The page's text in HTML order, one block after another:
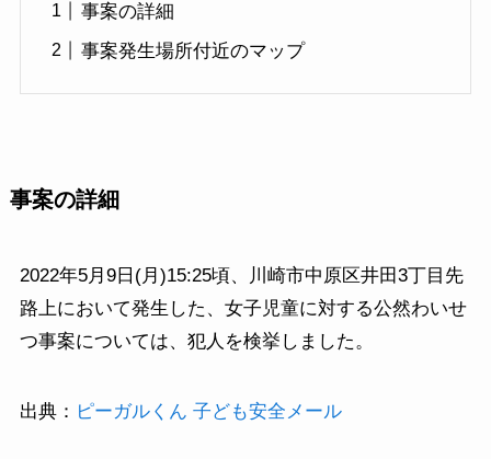
事案の詳細
事案発生場所付近のマップ
事案の詳細
2022年5月9日(月)15:25頃、川崎市中原区井田3丁目先
路上において発生した、女子児童に対する公然わいせ
つ事案については、犯人を検挙しました。
出典： ピーガルくん 子ども安全メール